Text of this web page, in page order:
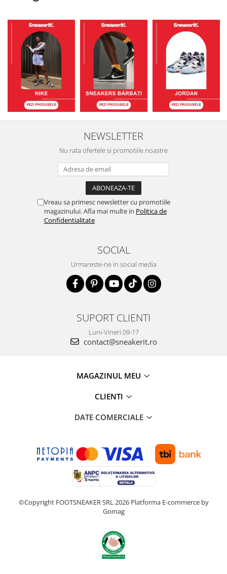
NEWSLETTER
Nu rata ofertele si promotiile noastre
Vreau sa primesc newsletter cu promotiile
magazinului. Afla mai multe in Politica de
Confidentialitate
SOCIAL
Urmareste-ne in social media
SUPORT CLIENTI
Luni-Vineri 09-17
contact@sneakerit.ro
MAGAZINUL MEU
CLIENTI
DATE COMERCIALE
©Copyright FOOTSNEAKER SRL 2026 Platforma E-commerce by
Gomag